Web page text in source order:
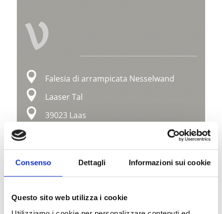
Consenso Dettagli Informazioni sui cookie
Questo sito web utilizza i cookie
V
Falesia di arrampicata Nesselwand
Laaser Tal
39023 Laas
laas@alpenverein.it
www.alpenverein.it
Mappa e profilo di elevazione